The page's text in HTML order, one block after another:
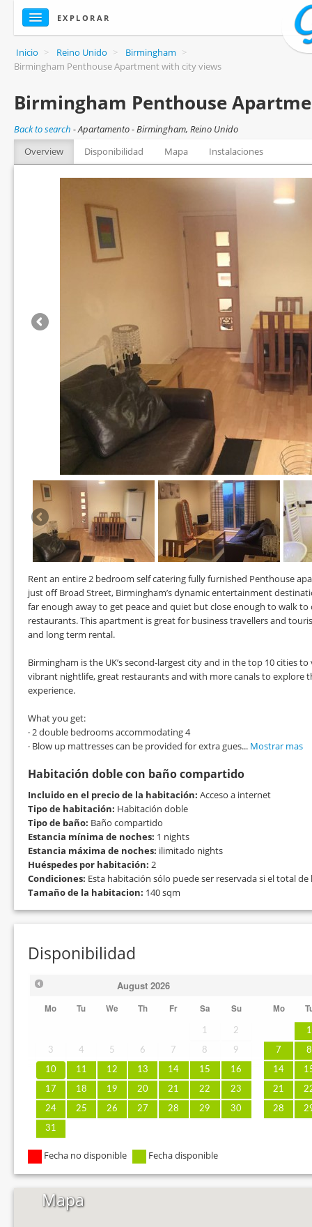
EXPLORAR
Inicio > Reino Unido > Birmingham >
Birmingham Penthouse Apartment with city views
Birmingham Penthouse
Back to search -Apartamento - Birmingham, Reino Unido
Overview
Disponibilidad Mapa Instalaciones
Rent an entire 2 bedroom self catering fully furnished Penthouse
just off Broad Street, Birmingham’s dynamic entertainment
far enough away to get peace and quiet but close enough to walk to
restaurants. This apartment is great for business travellers and
and long term rental.
Birmingham is the UK’s second-largest city and in the top 10 cities
vibrant nightlife, great restaurants and with more canals to explore
experience.
What you get:
· 2 double bedrooms accommodating 4
· Blow up mattresses can be provided for extra gues... Mostrar mas
Habitación doble con baño compartido
Incluido en el precio de la habitación: Acceso a internet
Tipo de habitación: Habitación doble
Tipo de baño: Baño compartido
Estancia mínima de noches: 1 nights
Estancia máxima de noches: ilimitado nights
Huéspedes por habitación: 2
Condiciones: Esta habitación sólo puede ser reservada si el total
Tamaño de la habitacion: 140 sqm
Disponibilidad
August 2026
Mo Tu We Th Fr Sa Su
1 2
3 4 5 6 7 8 9
10 11 12 13 14 15 16
17 18 19 20 21 22 23
24 25 26 27 28 29 30
31
Mo
1
7 8
14
21
28
Fecha no disponible Fecha disponible
Mapa